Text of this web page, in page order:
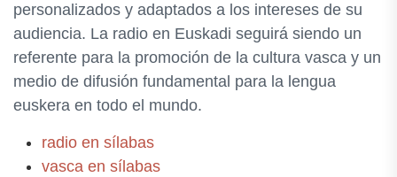
personalizados y adaptados a los intereses de su
audiencia. La radio en Euskadi seguirá siendo un
referente para la promoción de la cultura vasca y un
medio de difusión fundamental para la lengua
euskera en todo el mundo.
radio en sílabas
vasca en sílabas